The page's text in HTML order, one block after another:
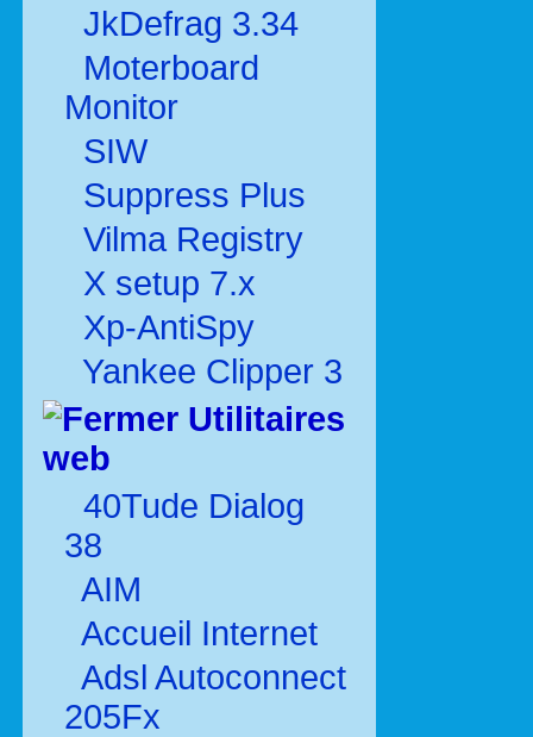
JkDefrag 3.34
Moterboard
Monitor
SIW
Suppress Plus
Vilma Registry
X setup 7.x
Xp-AntiSpy
Yankee Clipper 3
Utilitaires
web
40Tude Dialog
38
AIM
Accueil Internet
Adsl Autoconnect
205Fx